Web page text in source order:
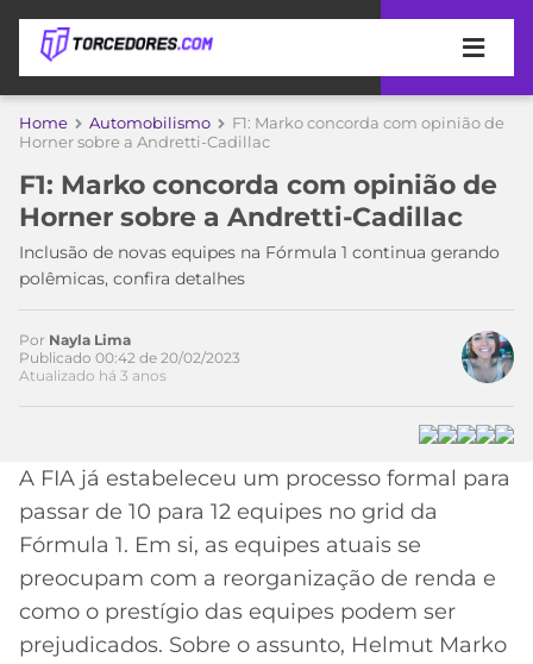
APOSTAS
DE
APOSTA
MELHORES
SITES
DE
APOSTAS
2026
PROMOCIONAL
BETBOOM
CÓDIGO
DE
INDICAÇÃO
BET365
COPA
DO
MUNDO
TIMES
MEU
PALMEIRAS
CORINTHIANS
SÃO
CAMPEONATOS
BRASILEIRÃO
SÉRIE
A
LIBERTADORES
MÍDIA
ESPORTIVA
MERCADO
BOLA
Home Automobilismo
F1: Marko concorda com opinião de
Horner sobre a Andretti-Cadillac
F1: Marko concorda com opinião de
Horner sobre a Andretti-Cadillac
Inclusão de novas equipes na Fórmula 1 continua gerando
polêmicas, confira detalhes
Por Nayla Lima
Publicado 00:42 de 20/02/2023
Atualizado há 3 anos
A FIA já estabeleceu um processo formal para
passar de 10 para 12 equipes no grid da
Fórmula 1. Em si, as equipes atuais se
preocupam com a reorganização de renda e
como o prestígio das equipes podem ser
prejudicados. Sobre o assunto, Helmut Marko